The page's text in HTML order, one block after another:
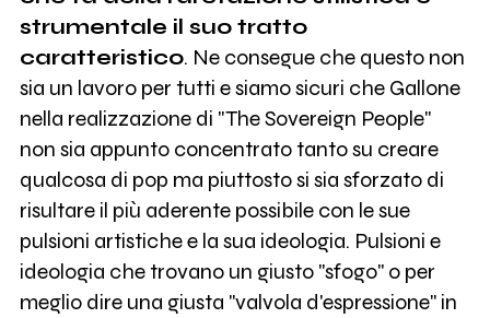
strumentale il suo tratto
caratteristico. Ne consegue che questo non
sia un lavoro per tutti e siamo sicuri che Gallone
nella realizzazione di "The Sovereign People"
non sia appunto concentrato tanto su creare
qualcosa di pop ma piuttosto si sia sforzato di
risultare il più aderente possibile con le sue
pulsioni artistiche e la sua ideologia. Pulsioni e
ideologia che trovano un giusto "sfogo" o per
meglio dire una giusta "valvola d'espressione" in